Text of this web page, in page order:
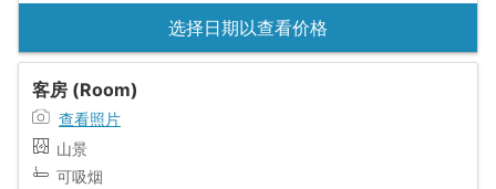
选择日期以查看价格
客房 (Room)
查看照片
山景
可吸烟